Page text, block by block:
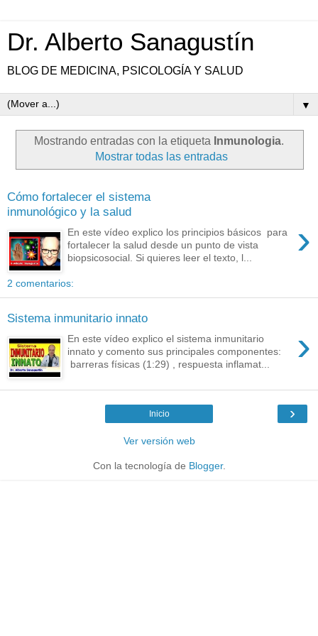
Dr. Alberto Sanagustín
BLOG DE MEDICINA, PSICOLOGÍA Y SALUD
▼
Mostrando entradas con la etiqueta Inmunologia.
Mostrar todas las entradas
Cómo fortalecer el sistema
inmunológico y la salud
›
En este vídeo explico los principios básicos para
fortalecer la salud desde un punto de vista
biopsicosocial. Si quieres leer el texto, l...
2 comentarios:
Sistema inmunitario innato
›
En este vídeo explico el sistema inmunitario
innato y comento sus principales componentes:
barreras físicas (1:29) , respuesta inflamat...
›
Inicio
Ver versión web
Con la tecnología de Blogger.